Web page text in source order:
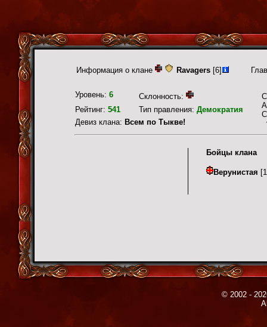
Информация о клане Ravagers [6]
Уровень: 6 Склонность:
Рейтинг: 541 Тип правления: Демократия
Девиз клана: Всем по Тыкве!
Бойцы клана
Верунистая
© 2002 -